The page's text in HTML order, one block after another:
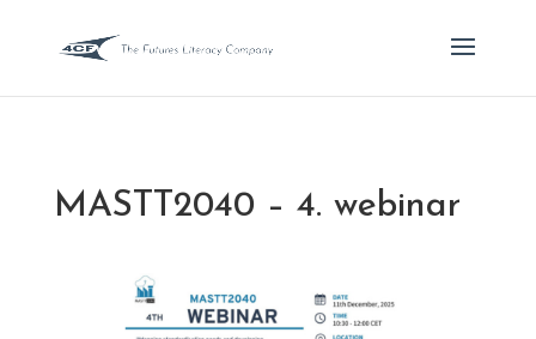
MASTT2040 – 4. webinar